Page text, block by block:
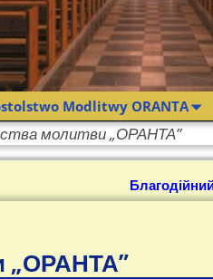
Modlitwy ORANTA
молитви „ОРАНТА”
„ОРАНТА”